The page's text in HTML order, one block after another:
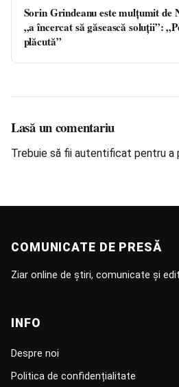
Sorin Grindeanu este mulțumit de
„a încercat să găsească soluții”:
plăcută”
Lasă un comentariu
Trebuie să fii autentificat pentru a
COMUNICATE DE PRESĂ
Ziar online de știri, comunicate și
INFO
Despre noi
Politica de confidențialitate